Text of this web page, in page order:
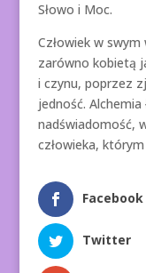
Słowo i Moc.
Człowiek w
zarówno kobietą
i czynu, poprzez
jedność.
nadświadomość,
człowieka,
Facebook
Twitter